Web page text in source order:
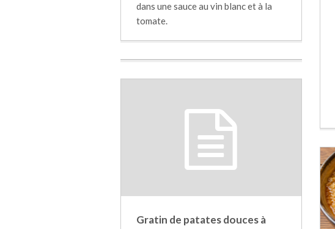
dans une sauce au vin blanc et à la
tomate.
Gratin de patates douces à